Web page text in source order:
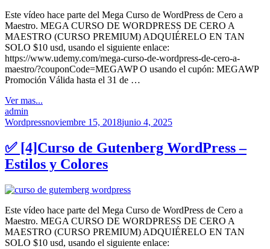
Este vídeo hace parte del Mega Curso de WordPress de Cero a
Maestro. MEGA CURSO DE WORDPRESS DE CERO A
MAESTRO (CURSO PREMIUM) ADQUIÉRELO EN TAN
SOLO $10 usd, usando el siguiente enlace:
https://www.udemy.com/mega-curso-de-wordpress-de-cero-a-
maestro/?couponCode=MEGAWP O usando el cupón: MEGAWP
Promoción Válida hasta el 31 de …
Ver mas...
admin
Wordpressnoviembre 15, 2018junio 4, 2025
✅ [4]Curso de Gutenberg WordPress –
Estilos y Colores
Este vídeo hace parte del Mega Curso de WordPress de Cero a
Maestro. MEGA CURSO DE WORDPRESS DE CERO A
MAESTRO (CURSO PREMIUM) ADQUIÉRELO EN TAN
SOLO $10 usd, usando el siguiente enlace: